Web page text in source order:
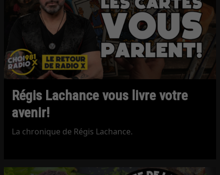
Régis Lachance vous livre votre
avenir!
La chronique de Régis Lachance.